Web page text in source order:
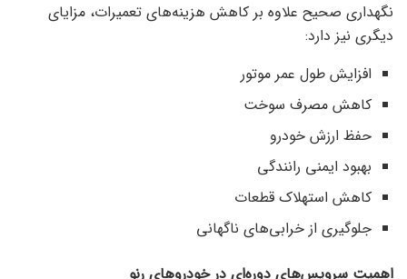
نگهداری صحیح علاوه بر کاهش هزینه‌های تعمیرات، مزایای
دیگری نیز دارد:
افزایش طول عمر موتور
کاهش مصرف سوخت
حفظ ارزش خودرو
بهبود ایمنی رانندگی
کاهش استهلاک قطعات
جلوگیری از خرابی‌های ناگهانی
اهمیت سرویس‌های دوره‌ای در خودروهای رنو